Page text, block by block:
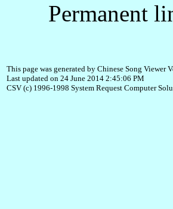
Permanent
This page was generated by Chinese Song Viewer
Last updated on 24 June 2014 2:45:06 PM
CSV (c) 1996-1998 System Request Computer